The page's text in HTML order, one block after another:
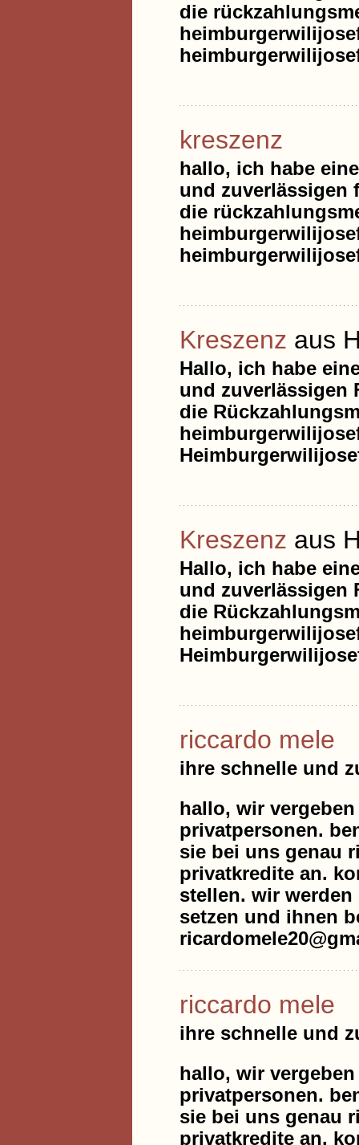
die
kreszenz
hallo, ich habe
und zuverlässigen
die
Kreszenz aus
Hallo, ich habe
und zuverlässigen
die
Kreszenz aus
Hallo, ich habe
und zuverlässigen
die
riccardo mele
ihre schnelle und
hallo, wir
privatpersonen.
sie bei uns genau
privatkredite an.
stellen. wir
setzen und ihnen
riccardo mele
ihre schnelle und
hallo, wir
privatpersonen.
sie bei uns genau
privatkredite an.